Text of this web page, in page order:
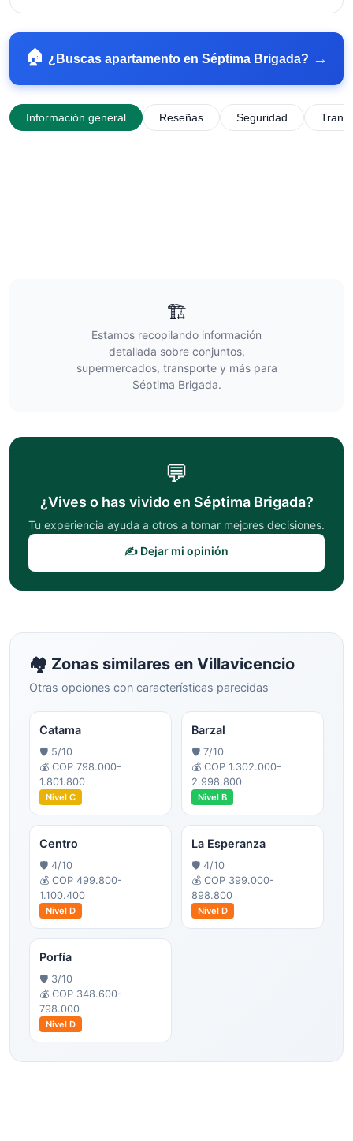
🏠 ¿Buscas apartamento en Séptima Brigada? →
Información general Reseñas Seguridad
🏗️
Estamos recopilando información
detallada sobre conjuntos,
supermercados, transporte y más para
Séptima Brigada.
💬
¿Vives o has vivido en Séptima Brigada?
Tu experiencia ayuda a otros a tomar mejores decisiones.
✍️ Dejar mi opinión
🏘️ Zonas similares en Villavicencio
Otras opciones con características parecidas
Catama
🛡️ 5/10
💰 COP 798.000-
1.801.800
Nivel C
Barzal
🛡️ 7/10
💰 COP 1.302.000-
2.998.800
Nivel B
Centro
🛡️ 4/10
💰 COP 499.800-
1.100.400
Nivel D
La Esperanza
🛡️ 4/10
💰 COP 399.000-
898.800
Nivel D
Porfía
🛡️ 3/10
💰 COP 348.600-
798.000
Nivel D